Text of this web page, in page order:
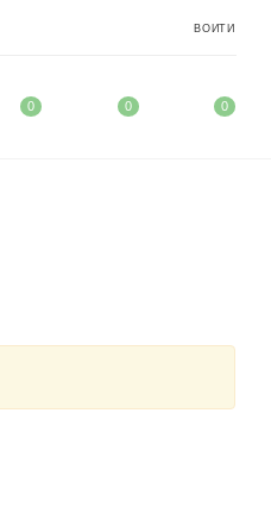
ВОЙТИ
0 0 0